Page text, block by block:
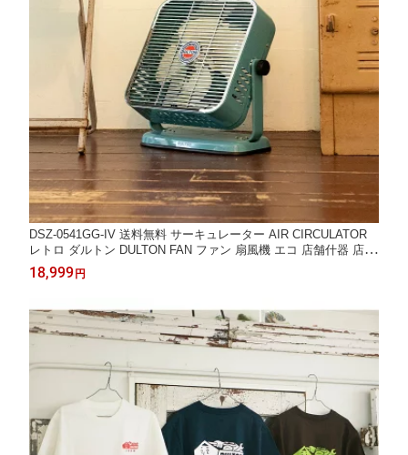
DSZ-0541GG-IV 送料無料 サーキュレーター AIR CIRCULATOR
レトロ ダルトン DULTON FAN ファン 扇風機 エコ 店舗什器 店舗
内装 リフォーム 節電
18,999 円